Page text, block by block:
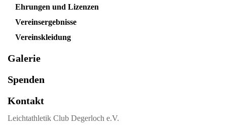
Ehrungen und Lizenzen
Vereinsergebnisse
Vereinskleidung
Galerie
Spenden
Kontakt
Leichtathletik Club Degerloch e.V.